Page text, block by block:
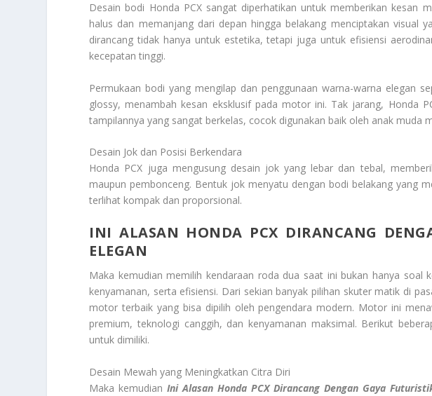
Desain bodi Honda PCX sangat diperhatikan untuk memberikan kesan
halus dan memanjang dari depan hingga belakang menciptakan visual
dirancang tidak hanya untuk estetika, tetapi juga untuk efisiensi
kecepatan tinggi.
Permukaan bodi yang mengilap dan penggunaan warna-warna elegan
glossy, menambah kesan eksklusif pada motor ini. Tak jarang, Honda
tampilannya yang sangat berkelas, cocok digunakan baik oleh anak muda
Desain Jok dan Posisi Berkendara
Honda PCX juga mengusung desain jok yang lebar dan tebal,
maupun pembonceng. Bentuk jok menyatu dengan bodi belakang yang
terlihat kompak dan proporsional.
INI ALASAN HONDA PCX DIRANCANG
ELEGAN
Maka kemudian memilih kendaraan roda dua saat ini bukan hanya soal
kenyamanan, serta efisiensi. Dari sekian banyak pilihan skuter matik di
motor terbaik yang bisa dipilih oleh pengendara modern. Motor ini
premium, teknologi canggih, dan kenyamanan maksimal. Berikut
untuk dimiliki.
Desain Mewah yang Meningkatkan Citra Diri
Maka kemudian Ini Alasan Honda PCX Dirancang Dengan Gaya